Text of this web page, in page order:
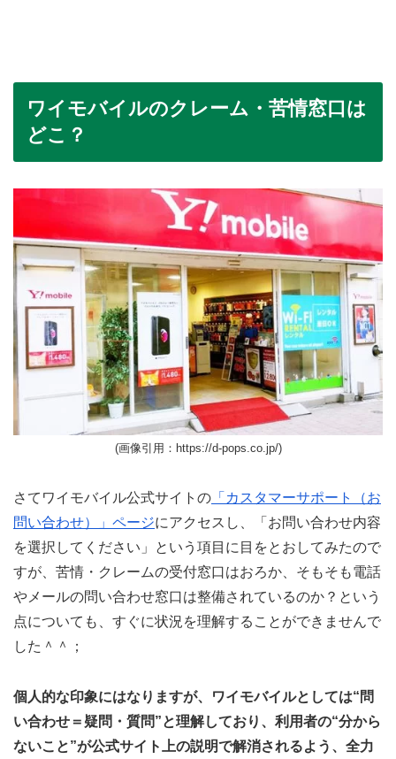
ワイモバイルのクレーム・苦情窓口は
どこ？
(画像引用：https://d-pops.co.jp/)
さてワイモバイル公式サイトの 「カスタマーサポート（お
問い合わせ）」ページにアクセスし、「お問い合わせ内容
を選択してください」という項目に目をとおしてみたので
すが、苦情・クレームの受付窓口はおろか、そもそも電話
やメールの問い合わせ窓口は整備されているのか？という
点についても、すぐに状況を理解することができませんで
した＾＾；
個人的な印象にはなりますが、ワイモバイルとしては“問
い合わせ＝疑問・質問”と理解しており、利用者の“分から
ないこと”が公式サイト上の説明で解消されるよう、全力